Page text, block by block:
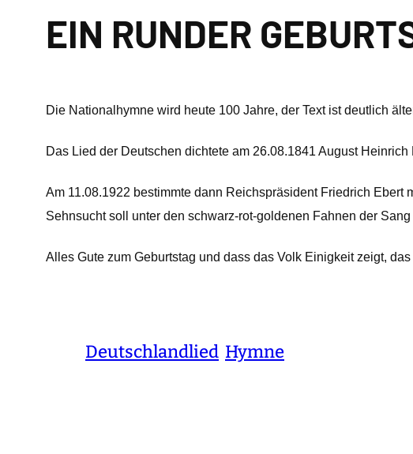
EIN RUNDER
Die Nationalhymne wird heute 100 Jahre, der Text ist deutlich
Das Lied der Deutschen dichtete am 26.08.1841 August
Am 11.08.1922 bestimmte dann Reichspräsident Friedrich Ebert
Sehnsucht soll unter den schwarz-rot-goldenen Fahnen der
Alles Gute zum Geburtstag und dass das Volk Einigkeit zeigt,
Deutschlandlied Hymne